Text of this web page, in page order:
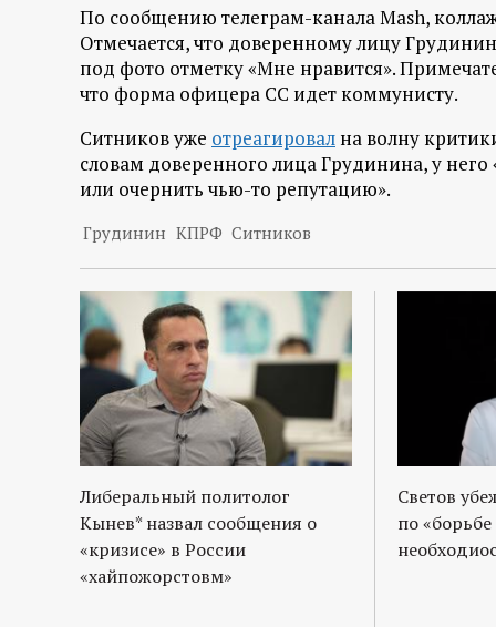
р
т
а
л
По сообщению телеграм-канала Mash,
Отмечается, что доверенному лицу
под фото отметку «Мне нравится».
что форма офицера СС идет коммунисту.
Ситников уже отреагировал на волну
словам доверенного лица Грудинина, у
или очернить чью-то репутацию».
Грудинин КПРФ Ситников
Либеральный политолог
Кынев* назвал сообщения о
«кризисе» в России
«хайпожорстовм»
Светов
по